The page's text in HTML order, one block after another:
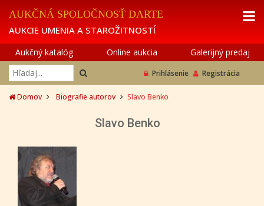
AUKČNÁ SPOLOČNOSŤ DARTE
AUKCIE UMENIA A STAROŽITNOSTÍ
Aukčný katalóg Online aukcia Galerijný predaj
Prihlásenie Registrácia
Domov Biografie autorov Slavo Benko
Slavo Benko